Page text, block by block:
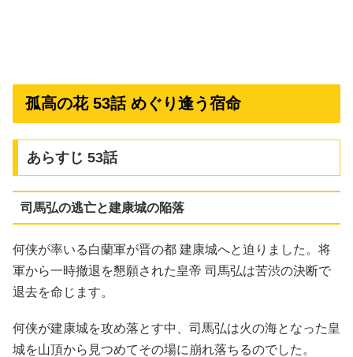
孤高の花 53話 めぐり逢う宿命
あらすじ 53話
司馬弘の逃亡と建康城の陥落
何侠が率いる白蘭軍が晋の都 建康城へと迫りました。将
軍から一時撤退を懇願された皇帝 司馬弘は苦渋の決断で
退去を命じます。
何侠が建康城を攻め落とす中、司馬弘は火の海となった皇
城を山頂から見つめてその場に崩れ落ちるのでした。